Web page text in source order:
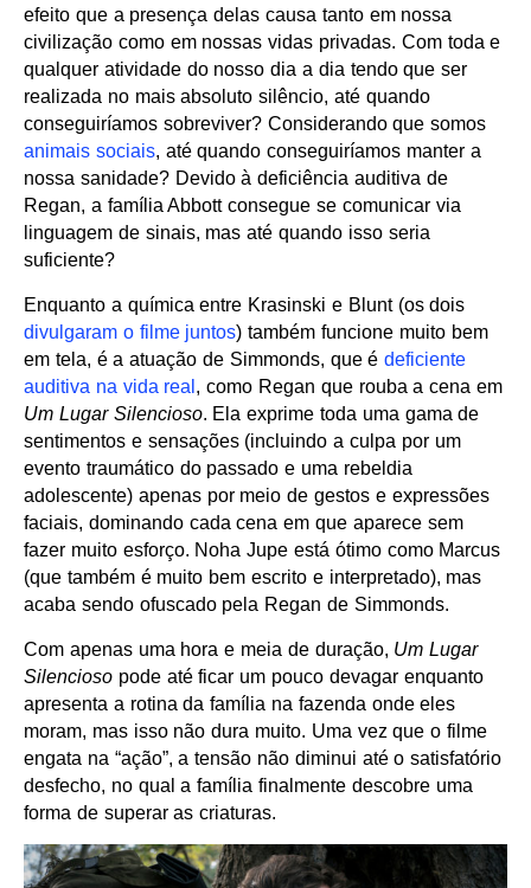
efeito que a presença delas causa tanto em nossa
civilização como em nossas vidas privadas. Com toda e
qualquer atividade do nosso dia a dia tendo que ser
realizada no mais absoluto silêncio, até quando
conseguiríamos sobreviver? Considerando que somos
animais sociais, até quando conseguiríamos manter a
nossa sanidade? Devido à deficiência auditiva de
Regan, a família Abbott consegue se comunicar via
linguagem de sinais, mas até quando isso seria
suficiente?
Enquanto a química entre Krasinski e Blunt (os dois
divulgaram o filme juntos) também funcione muito bem
em tela, é a atuação de Simmonds, que édeficiente
auditiva na vida real , como Regan que rouba a cena em
Um Lugar Silencioso. Ela exprime toda uma gama de
sentimentos e sensações (incluindo a culpa por um
evento traumático do passado e uma rebeldia
adolescente) apenas por meio de gestos e expressões
faciais, dominando cada cena em que aparece sem
fazer muito esforço. Noha Jupe está ótimo como Marcus
(que também é muito bem escrito e interpretado), mas
acaba sendo ofuscado pela Regan de Simmonds.
Com apenas uma hora e meia de duração, Um Lugar
Silencioso pode até ficar um pouco devagar enquanto
apresenta a rotina da família na fazenda onde eles
moram, mas isso não dura muito. Uma vez que o filme
engata na “ação”, a tensão não diminui até o satisfatório
desfecho, no qual a família finalmente descobre uma
forma de superar as criaturas.